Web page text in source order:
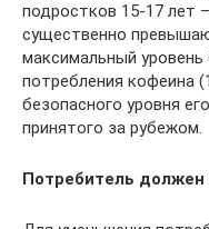
подростков 15-17 лет
существенно
максимальный уровень
потребления кофеина
безопасного уровня
принятого за рубежом.
Потребитель